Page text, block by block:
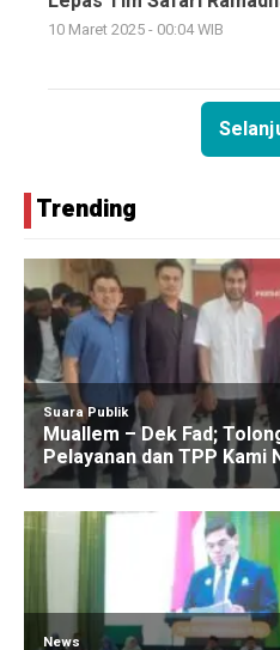
10 Maret 2025 - 00:04 WIB
Trending